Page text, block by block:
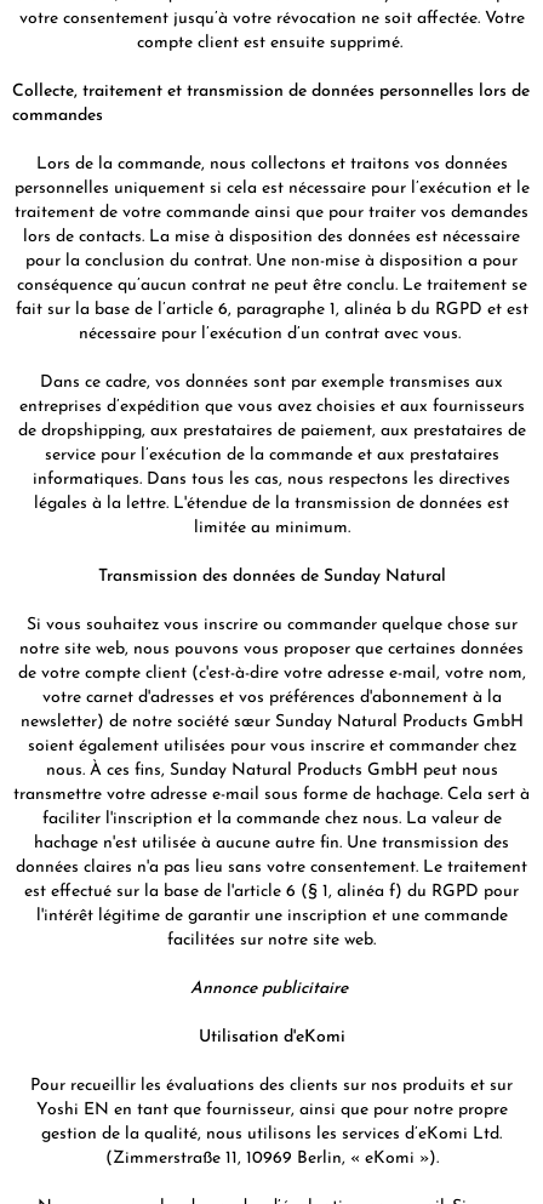
votre consentement jusqu’à votre révocation ne soit affectée. Votre
compte client est ensuite supprimé.
Collecte, traitement et transmission de données personnelles lors de
commandes
Lors de la commande, nous collectons et traitons vos données
personnelles uniquement si cela est nécessaire pour l’exécution et le
traitement de votre commande ainsi que pour traiter vos demandes
lors de contacts. La mise à disposition des données est nécessaire
pour la conclusion du contrat. Une non-mise à disposition a pour
conséquence qu’aucun contrat ne peut être conclu. Le traitement se
fait sur la base de l’article 6, paragraphe 1, alinéa b du RGPD et est
nécessaire pour l’exécution d’un contrat avec vous.
Dans ce cadre, vos données sont par exemple transmises aux
entreprises d’expédition que vous avez choisies et aux fournisseurs
de dropshipping, aux prestataires de paiement, aux prestataires de
service pour l’exécution de la commande et aux prestataires
informatiques. Dans tous les cas, nous respectons les directives
légales à la lettre. L'étendue de la transmission de données est
limitée au minimum.
Transmission des données de Sunday Natural
Si vous souhaitez vous inscrire ou commander quelque chose sur
notre site web, nous pouvons vous proposer que certaines données
de votre compte client (c'est-à-dire votre adresse e-mail, votre nom,
votre carnet d'adresses et vos préférences d'abonnement à la
newsletter) de notre société sœur Sunday Natural Products GmbH
soient également utilisées pour vous inscrire et commander chez
nous. À ces fins, Sunday Natural Products GmbH peut nous
transmettre votre adresse e-mail sous forme de hachage. Cela sert à
faciliter l'inscription et la commande chez nous. La valeur de
hachage n'est utilisée à aucune autre fin. Une transmission des
données claires n'a pas lieu sans votre consentement. Le traitement
est effectué sur la base de l'article 6 (§ 1, alinéa f) du RGPD pour
l'intérêt légitime de garantir une inscription et une commande
facilitées sur notre site web.
Annonce publicitaire
Utilisation d'eKomi
Pour recueillir les évaluations des clients sur nos produits et sur
Yoshi EN en tant que fournisseur, ainsi que pour notre propre
gestion de la qualité, nous utilisons les services d’eKomi Ltd.
(Zimmerstraße 11, 10969 Berlin, « eKomi »).